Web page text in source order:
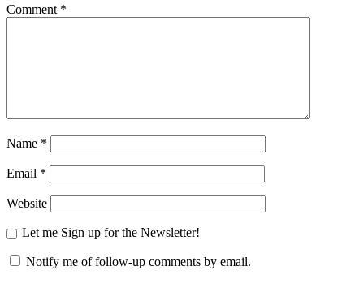
Comment *
Name *
Email *
Website
Let me Sign up for the Newsletter!
Notify me of follow-up comments by email.